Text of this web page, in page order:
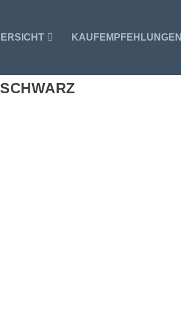
KAUFEMPFEHLUNGEN